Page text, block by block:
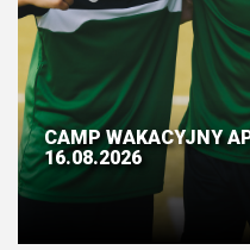
CAMP WAKACYJNY
16.08.2026